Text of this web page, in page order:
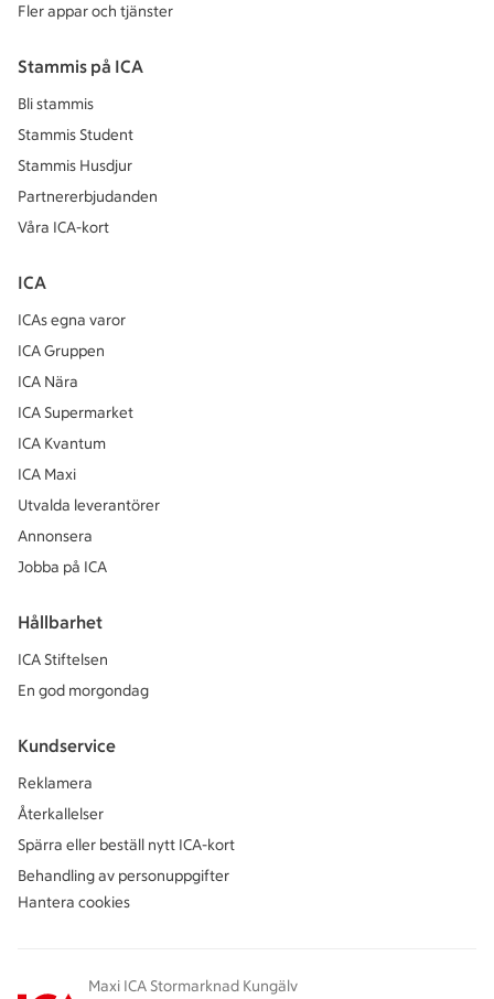
Fler appar och tjänster
Stammis på ICA
Bli stammis
Stammis Student
Stammis Husdjur
Partnererbjudanden
Våra ICA-kort
ICA
ICAs egna varor
ICA Gruppen
ICA Nära
ICA Supermarket
ICA Kvantum
ICA Maxi
Utvalda leverantörer
Annonsera
Jobba på ICA
Hållbarhet
ICA Stiftelsen
En god morgondag
Kundservice
Reklamera
Återkallelser
Spärra eller beställ nytt ICA-kort
Behandling av personuppgifter
Hantera cookies
Maxi ICA Stormarknad Kungälv